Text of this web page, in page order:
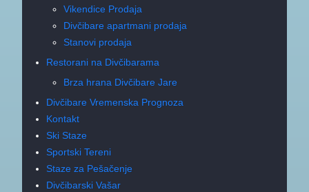
Vikendice Prodaja
Divčibare apartmani prodaja
Stanovi prodaja
Restorani na Divčibarama
Brza hrana Divčibare Jare
Divčibare Vremenska Prognoza
Kontakt
Ski Staze
Sportski Tereni
Staze za Pešačenje
Divčibarski Vašar